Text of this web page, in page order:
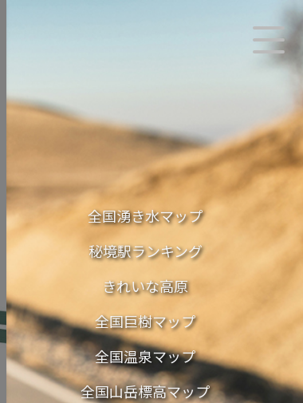
全国湧き水マップ
秘境駅ランキング
きれいな高原
全国巨樹マップ
全国温泉マップ
全国山岳標高マップ